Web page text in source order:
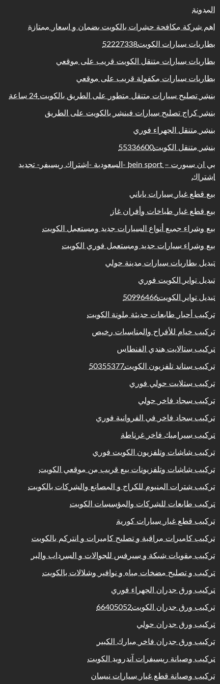
المدونة
اهم شركة مكافحة حشرات بالكويت بضمان و اسعار ممتازة
بطاريات سيارات الكويت52227338
بطاريات سيارات متنقل الكويت قريب على موقعي
بطاريات سيارات مكفولة قريب على موقعي
بنشر تصليح سيارات متنقل متطور على الطريق بالكويت 24 ساعة
بنشر كراج تصليح سيارات فينشر بالكويت على الطريق
بنشر متنقل الجهراء فوري
بنشر متنقل الكويت55336600
بي ان سبورت – bein sport -السعودية -اشتراك ريسيفر- تجديد
اشتراك
بيع قطع غيار سيارات ياباني
بيع قطع غيار طباخات وأفران غاز
بيع وشراء جميع أنواع السيارات جديد ومستعمل الكويت
بيع وشراء سيارات جديد ومستعمل فوري الكويت
تبديل بطاريات سيارات مدينة حولي
تبديل تواير الكويت فوري
تبديل تواير الكويت50996466
تركيب أحبار طابعات حديثة ملونة الكويت
تركيب خيام للأفراح والمناسبات رخيص
تركيب ستالايت هندي الفنطاس
تركيب ستاند تلفزيون الكويت50355377
تركيب ستلايت حولي فوري
تركيب سجاد فاخر حولي
تركيب سجاد فاخر في الفروانية فوري
تركيب سيراميك فاخر غرناطة
تركيب شاشات وتلفزيون الكويت فوري
تركيب شاشات وتلفزيونات بيع قريب من موقعي الكويت
تركيب شترات المنيوم للكراج و المصانع والشركات بالكويت
تركيب طابعات للشركات والمؤسسات الكويت
تركيب قطع غيار سيارات كورية
تركيب كاميرات مراقبة و تصليح كاميرات و انتركم بالكويت
تركيب مقويات شبكة و سيرفس للجوالات و السرداب والبر
تركيب و تصليح مضخات مياه و نوافير وشلالات بالكويت
تركيب ورق جدران الجهراء فوري
تركيب ورق جدران الكويت66405052
تركيب ورق جدران حولي
تركيب ورق جدران فاخر مبارك الكبير
تركيب وصيانة ريسيفرات آندرويد الكويت
تركيب وصيانة قطع غيار سيارات نيسان